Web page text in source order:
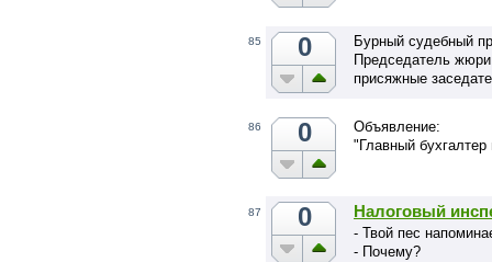
85 0
Бурный судебный
Председатель
присяжные
86 0
Объявление:
"Главный
87 0 Налоговый
- Твой пес
- Почему?